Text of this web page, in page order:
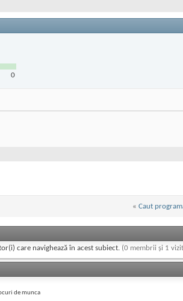
0
« Caut
care navighează în acest subiect. (0 membrii și 1
de munca